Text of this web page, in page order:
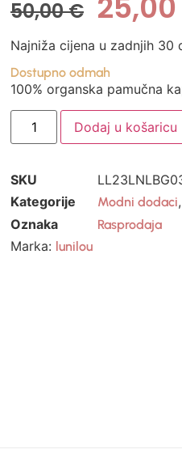
50,00€
Najniža cijena u zadnjih 30
Dostupno odmah
100% organska pamučna
Dodaj u košaricu
SKU
Kategorije
Modni dodaci,
Oznaka Rasprodaja
Marka: lunilou